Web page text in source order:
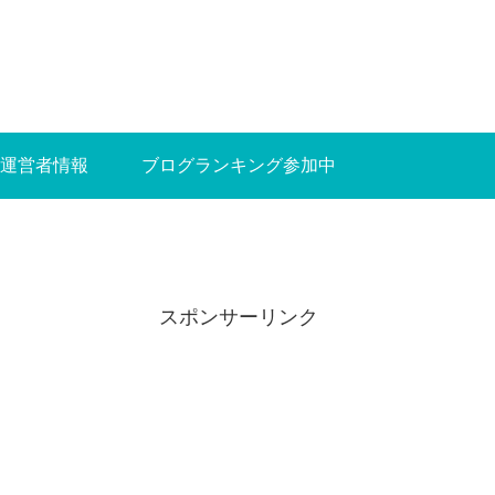
運営者情報 ブログランキング参加中
スポンサーリンク